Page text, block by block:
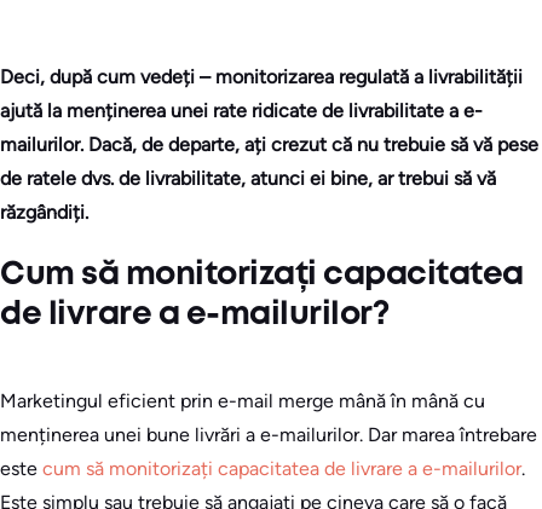
Deci, după cum vedeți – monitorizarea regulată a livrabilității
ajută la menținerea unei rate ridicate de livrabilitate a e-
mailurilor. Dacă, de departe, ați crezut că nu trebuie să vă pese
de ratele dvs. de livrabilitate, atunci ei bine, ar trebui să vă
răzgândiți.
Cum să monitorizați capacitatea
de livrare a e-mailurilor?
Marketingul eficient prin e-mail merge mână în mână cu
menținerea unei bune livrări a e-mailurilor. Dar marea întrebare
este cum să monitorizați capacitatea de livrare a e-mailurilor.
Este simplu sau trebuie să angajați pe cineva care să o facă